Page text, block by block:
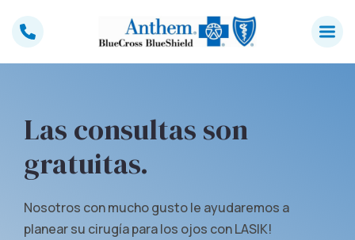
content
Las consultas son
gratuitas.
Nosotros con mucho gusto le ayudaremos a
planear su cirugía para los ojos con LASIK!